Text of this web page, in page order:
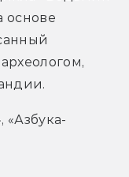
основе
«Азбука-